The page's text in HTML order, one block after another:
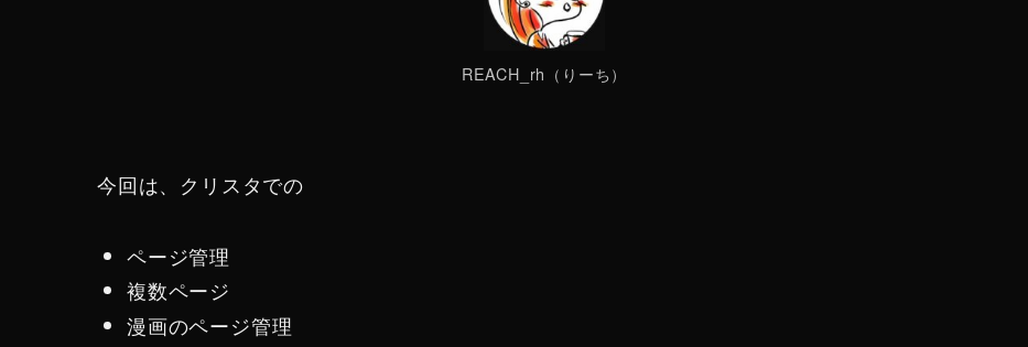
REACH_rh（りーち）
今回は、クリスタでの
ページ管理
複数ページ
漫画のページ管理